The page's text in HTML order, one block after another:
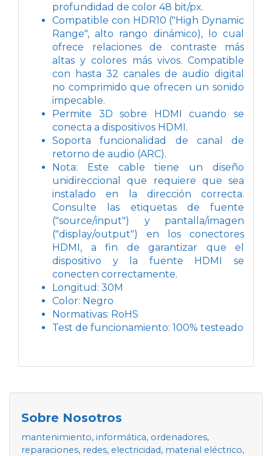
profundidad de color 48 bit/px.
Compatible con HDR10 ("High Dynamic
Range", alto rango dinámico), lo cual
ofrece relaciones de contraste más
altas y colores más vivos. Compatible
con hasta 32 canales de audio digital
no comprimido que ofrecen un sonido
impecable.
Permite 3D sobre HDMI cuando se
conecta a dispositivos HDMI.
Soporta funcionalidad de canal de
retorno de audio (ARC).
Nota: Este cable tiene un diseño
unidireccional que requiere que sea
instalado en la dirección correcta.
Consulte las etiquetas de fuente
("source/input") y pantalla/imagen
("display/output") en los conectores
HDMI, a fin de garantizar que el
dispositivo y la fuente HDMI se
conecten correctamente.
Longitud: 30M
Color: Negro
Normativas: RoHS
Test de funcionamiento: 100% testeado
Sobre Nosotros
mantenimiento, informática, ordenadores,
reparaciones, redes, electricidad, material eléctrico,